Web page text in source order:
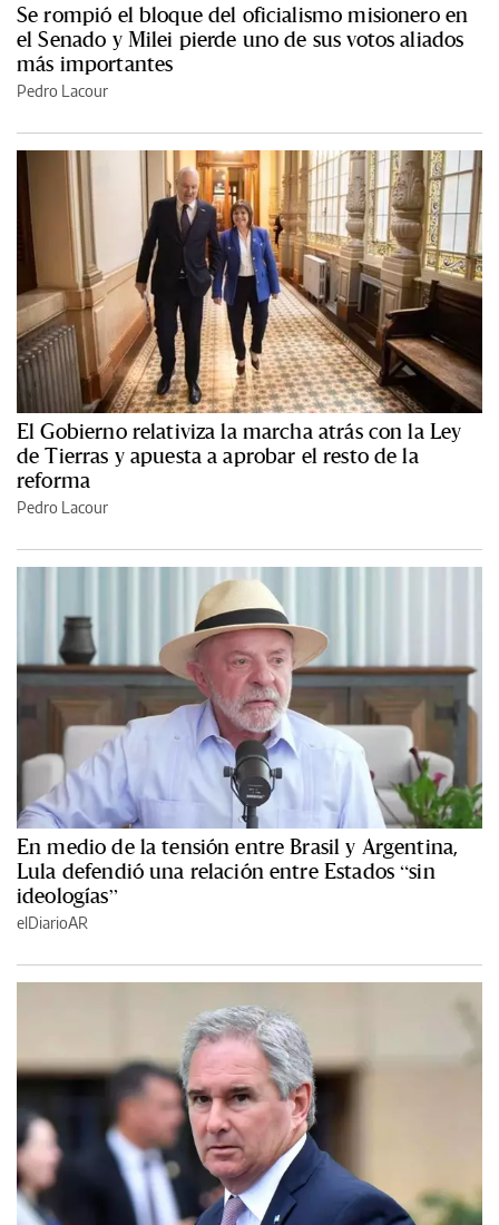
Se rompió el bloque del oficialismo misionero en
el Senado y Milei pierde uno de sus votos aliados
más importantes
Pedro Lacour
El Gobierno relativiza la marcha atrás con la Ley
de Tierras y apuesta a aprobar el resto de la
reforma
Pedro Lacour
En medio de la tensión entre Brasil y Argentina,
Lula defendió una relación entre Estados “sin
ideologías”
elDiarioAR